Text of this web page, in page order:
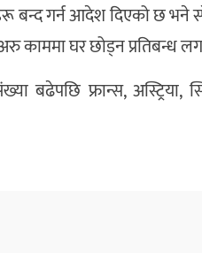
बन्द गर्न आदेश दिएको छ
काममा घर छोड्न प्रतिबन्ध
बढेपछि फ्रान्स,